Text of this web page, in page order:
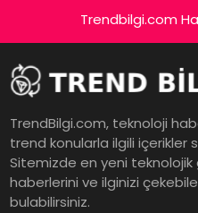
Trendbilgi.com
TrendBilgi.com, teknoloji
trend konularla ilgili içerikler
Sitemizde en yeni
haberlerini ve ilginizi
bulabilirsiniz.